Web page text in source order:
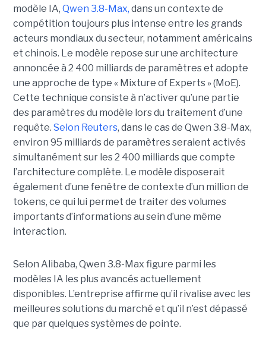
modèle IA, Qwen 3.8-Max, dans un contexte de
compétition toujours plus intense entre les grands
acteurs mondiaux du secteur, notamment américains
et chinois. Le modèle repose sur une architecture
annoncée à 2 400 milliards de paramètres et adopte
une approche de type « Mixture of Experts » (MoE).
Cette technique consiste à n’activer qu’une partie
des paramètres du modèle lors du traitement d’une
requête. Selon Reuters, dans le cas de Qwen 3.8-Max,
environ 95 milliards de paramètres seraient activés
simultanément sur les 2 400 milliards que compte
l’architecture complète. Le modèle disposerait
également d’une fenêtre de contexte d’un million de
tokens, ce qui lui permet de traiter des volumes
importants d’informations au sein d’une même
interaction.
Selon Alibaba, Qwen 3.8-Max figure parmi les
modèles IA les plus avancés actuellement
disponibles. L’entreprise affirme qu’il rivalise avec les
meilleures solutions du marché et qu’il n’est dépassé
que par quelques systèmes de pointe.